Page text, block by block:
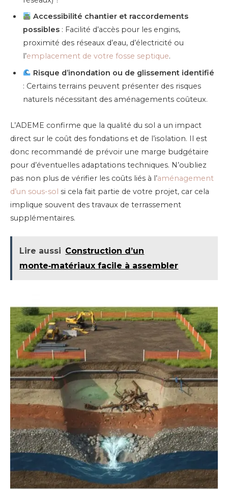
Accessibilité chantier et raccordements
possibles : Facilité d’accès pour les engins,
proximité des réseaux d’eau, d’électricité ou
l’emplacement de votre fosse septique.
Risque d’inondation ou de glissement identifié
: Certains terrains peuvent présenter des risques
naturels nécessitant des aménagements coûteux.
L’ADEME confirme que la qualité du sol a un impact
direct sur le coût des fondations et de l’isolation. Il est
donc recommandé de prévoir une marge budgétaire
pour d’éventuelles adaptations techniques. N’oubliez
pas non plus de vérifier les coûts liés à l’aménagement
d’un sous-sol si cela fait partie de votre projet, car cela
implique souvent des travaux de terrassement
supplémentaires.
Lire aussi Construction d’un
monte‑matériaux facile à assembler